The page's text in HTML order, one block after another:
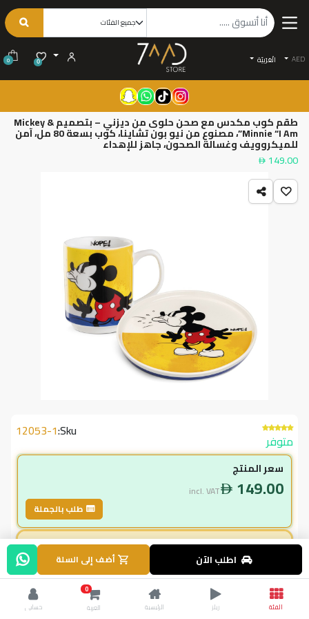
AED الْعَرَبيّة 0
0
طقم كوب مكدس مع صحن حلوى من ديزني – بتصميم Mickey &
Minnie “I Am”، مصنوع من نيو بون تشاينا، كوب بسعة 80 مل، آمن
للميكروويف وغسالة الصحون، جاهز للإهداء
149.00
متوفر
Sku:
12053-1
سعر المنتج
149.00
incl. VAT
طلب بالجملة
لاعضاء ال vip
134.10
incl. VAT
149.00 وفر14.90
% خصم
اطلب الآن أضف إلى السلة
الفئة ريلز الرئيسية
0
العربة
حسابي